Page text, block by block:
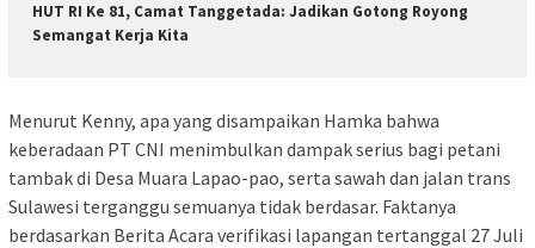
HUT RI Ke 81, Camat Tanggetada: Jadikan Gotong Royong
Semangat Kerja Kita
Menurut Kenny, apa yang disampaikan Hamka bahwa
keberadaan PT CNI menimbulkan dampak serius bagi petani
tambak di Desa Muara Lapao-pao, serta sawah dan jalan trans
Sulawesi terganggu semuanya tidak berdasar. Faktanya
berdasarkan Berita Acara verifikasi lapangan tertanggal 27 Juli